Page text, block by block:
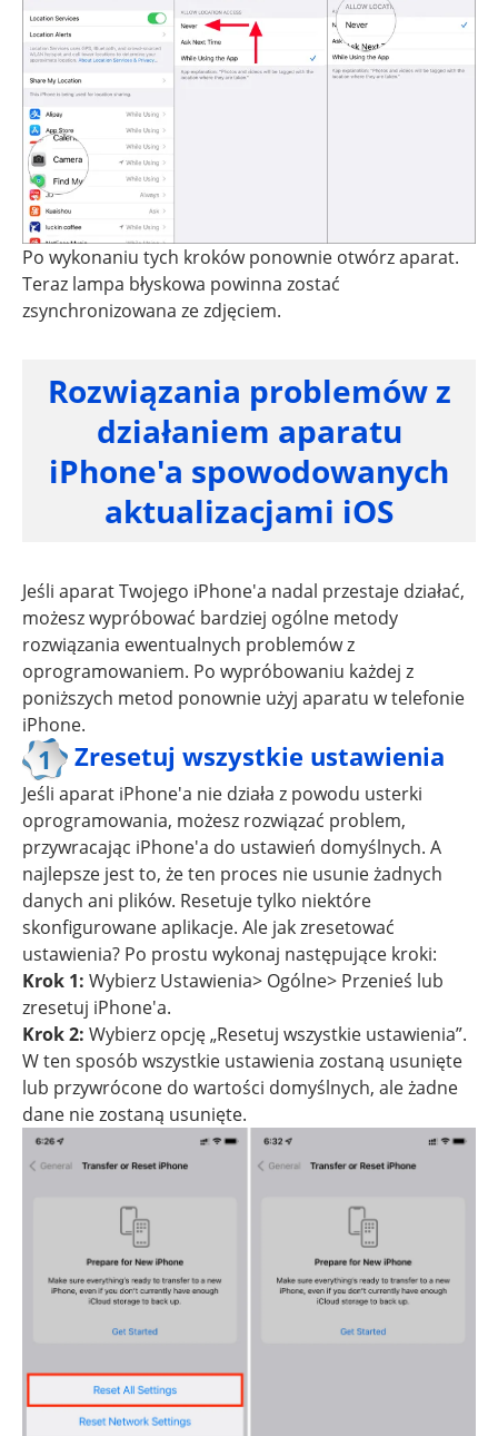
Po wykonaniu tych kroków ponownie otwórz aparat.
Teraz lampa błyskowa powinna zostać
zsynchronizowana ze zdjęciem.
Rozwiązania problemów z
działaniem aparatu
iPhone'a spowodowanych
aktualizacjami iOS
Jeśli aparat Twojego iPhone'a nadal przestaje działać,
możesz wypróbować bardziej ogólne metody
rozwiązania ewentualnych problemów z
oprogramowaniem. Po wypróbowaniu każdej z
poniższych metod ponownie użyj aparatu w telefonie
iPhone.
1 Zresetuj wszystkie ustawienia
Jeśli aparat iPhone'a nie działa z powodu usterki
oprogramowania, możesz rozwiązać problem,
przywracając iPhone'a do ustawień domyślnych. A
najlepsze jest to, że ten proces nie usunie żadnych
danych ani plików. Resetuje tylko niektóre
skonfigurowane aplikacje. Ale jak zresetować
ustawienia? Po prostu wykonaj następujące kroki:
Krok 1: Wybierz Ustawienia> Ogólne> Przenieś lub
zresetuj iPhone'a.
Krok 2: Wybierz opcję „Resetuj wszystkie ustawienia”.
W ten sposób wszystkie ustawienia zostaną usunięte
lub przywrócone do wartości domyślnych, ale żadne
dane nie zostaną usunięte.